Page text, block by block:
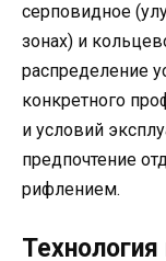
серповидное
зонах) и
распределение
конкретного
и условий
предпочтение
рифлением.